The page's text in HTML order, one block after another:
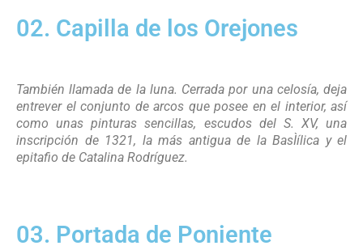
02. Capilla de los Orejones
También llamada de la luna. Cerrada por una celosía, deja
entrever el conjunto de arcos que posee en el interior, así
como unas pinturas sencillas, escudos del S. XV, una
inscripción de 1321, la más antigua de la BasÌílica y el
epitafio de Catalina Rodríguez.
03. Portada de Poniente